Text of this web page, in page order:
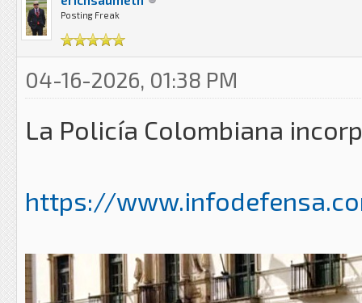
Posting Freak
04-16-2026, 01:38 PM
La Policía Colombiana
https://